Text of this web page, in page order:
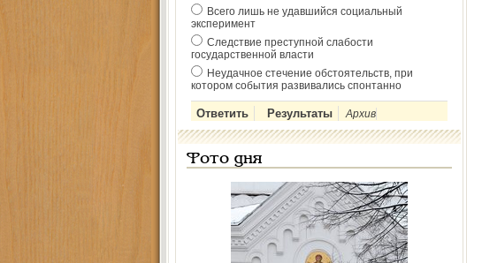
Всего лишь не удавшийся социальный
эксперимент
Следствие преступной слабости
государственной власти
Неудачное стечение обстоятельств, при
котором события развивались спонтанно
Архив
Фото дня